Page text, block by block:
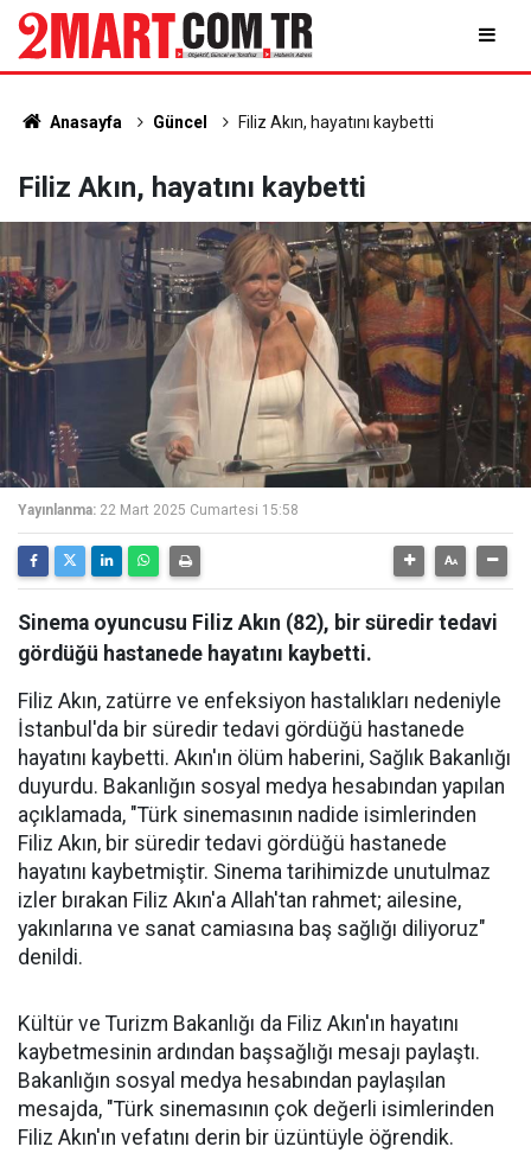
Anasayfa Güncel Filiz Akın, hayatını kaybetti
Filiz Akın, hayatını kaybetti
Yayınlanma: 22 Mart 2025 Cumartesi 15:58
Sinema oyuncusu Filiz Akın (82), bir süredir tedavi
gördüğü hastanede hayatını kaybetti.
Filiz Akın, zatürre ve enfeksiyon hastalıkları nedeniyle
İstanbul'da bir süredir tedavi gördüğü hastanede
hayatını kaybetti. Akın'ın ölüm haberini, Sağlık Bakanlığı
duyurdu. Bakanlığın sosyal medya hesabından yapılan
açıklamada, "Türk sinemasının nadide isimlerinden
Filiz Akın, bir süredir tedavi gördüğü hastanede
hayatını kaybetmiştir. Sinema tarihimizde unutulmaz
izler bırakan Filiz Akın'a Allah'tan rahmet; ailesine,
yakınlarına ve sanat camiasına baş sağlığı diliyoruz"
denildi.
Kültür ve Turizm Bakanlığı da Filiz Akın'ın hayatını
kaybetmesinin ardından başsağlığı mesajı paylaştı.
Bakanlığın sosyal medya hesabından paylaşılan
mesajda, "Türk sinemasının çok değerli isimlerinden
Filiz Akın'ın vefatını derin bir üzüntüyle öğrendik.